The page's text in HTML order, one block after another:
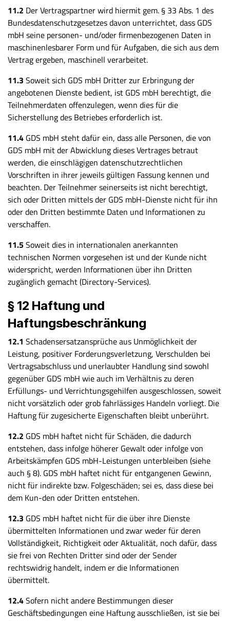
11.2 Der Vertragspartner wird hiermit gem. § 33 Abs. 1 des
Bundesdatenschutzgesetzes davon unterrichtet, dass GDS
mbH seine personen- und/oder firmenbezogenen Daten in
maschinenlesbarer Form und für Aufgaben, die sich aus dem
Vertrag ergeben, maschinell verarbeitet.
11.3 Soweit sich GDS mbH Dritter zur Erbringung der
angebotenen Dienste bedient, ist GDS mbH berechtigt, die
Teilnehmerdaten offenzulegen, wenn dies für die
Sicherstellung des Betriebes erforderlich ist.
11.4 GDS mbH steht dafür ein, dass alle Personen, die von
GDS mbH mit der Abwicklung dieses Vertrages betraut
werden, die einschlägigen datenschutzrechtlichen
Vorschriften in ihrer jeweils gültigen Fassung kennen und
beachten. Der Teilnehmer seinerseits ist nicht berechtigt,
sich oder Dritten mittels der GDS mbH-Dienste nicht für ihn
oder den Dritten bestimmte Daten und Informationen zu
verschaffen.
11.5Soweit dies in internationalen anerkannten
technischen Normen vorgesehen ist und der Kunde nicht
widerspricht, werden Informationen über ihn Dritten
zugänglich gemacht (Directory-Services).
§ 12 Haftung und
Haftungsbeschränkung
12.1 Schadensersatzansprüche aus Unmöglichkeit der
Leistung, positiver Forderungsverletzung, Verschulden bei
Vertragsabschluss und unerlaubter Handlung sind sowohl
gegenüber GDS mbH wie auch im Verhältnis zu deren
Erfüllungs- und Verrichtungsgehilfen ausgeschlossen, soweit
nicht vorsätzlich oder grob fahrlässiges Handeln vorliegt. Die
Haftung für zugesicherte Eigenschaften bleibt unberührt.
12.2 GDS mbH haftet nicht für Schäden, die dadurch
entstehen, dass infolge höherer Gewalt oder infolge von
Arbeitskämpfen GDS mbH-Leistungen unterbleiben (siehe
auch § 8). GDS mbH haftet nicht für entgangenen Gewinn,
nicht für indirekte bzw. Folgeschäden; sei es, dass diese bei
dem Kun-den oder Dritten entstehen.
12.3 GDS mbH haftet nicht für die über ihre Dienste
übermittelten Informationen und zwar weder für deren
Vollständigkeit, Richtigkeit oder Aktualität, noch dafür, dass
sie frei von Rechten Dritter sind oder der Sender
rechtswidrig handelt, indem er die Informationen
übermittelt.
12.4Sofern nicht andere Bestimmungen dieser
Geschäftsbedingungen eine Haftung ausschließen, ist sie bei